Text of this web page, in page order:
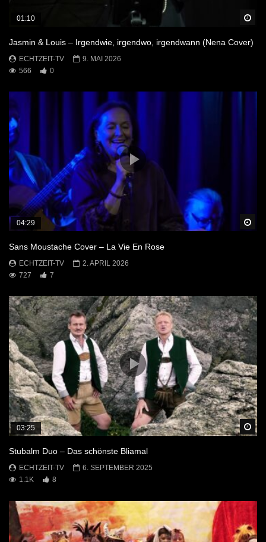
01:10
Jasmin & Louis – Irgendwie, irgendwo, irgendwann (Nena Cover)
ECHTZEIT-TV
9. MAI 2026
566
0
04:29
Sans Moustache Cover – La Vie En Rose
ECHTZEIT-TV
2. APRIL 2026
727
7
03:25
Stubalm Duo – Das schönste Bliamal
ECHTZEIT-TV
6. SEPTEMBER 2025
1.1K
8